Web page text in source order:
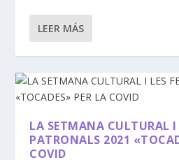
LEER MÁS
LA SETMANA CULTURAL I
PATRONALS 2021
COVID